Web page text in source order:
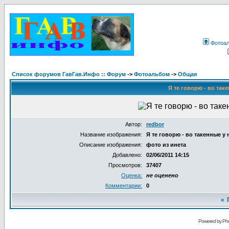
Список форумов ГавГав.Инфо :: Форум -> Фотоальбом -> Общая
Я те говорю - во
Автор:
redbor
Название изображения:
Я те говорю - во такенные у
Описание изображения:
фото из инета
Добавлено:
02/06/2011 14:15
Просмотров:
37407
Оценка:
не оценено
Комментарии:
0
«
Powered by